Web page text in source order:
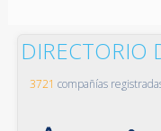
DIRECTORIO
3721 compañías